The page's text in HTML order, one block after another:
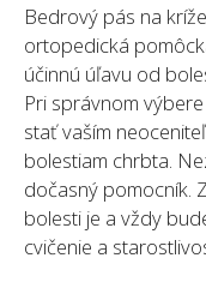
Bedrový pás na
ortopedická
účinnú úľavu od
Pri správnom
stať vaším
bolestiam chrbta.
dočasný pomocník.
bolesti je a vždy
cvičenie a